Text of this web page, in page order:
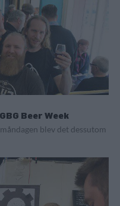
Beer Week
blev det dessutom